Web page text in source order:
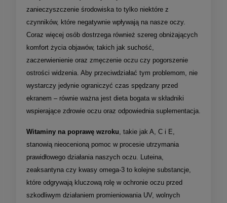
zanieczyszczenie środowiska to tylko niektóre z
czynników, które negatywnie wpływają na nasze oczy.
Coraz więcej osób dostrzega również szereg obniżających
komfort życia objawów, takich jak suchość,
zaczerwienienie oraz zmęczenie oczu czy pogorszenie
ostrości widzenia. Aby przeciwdziałać tym problemom, nie
wystarczy jedynie ograniczyć czas spędzany przed
ekranem – równie ważna jest dieta bogata w składniki
wspierające zdrowie oczu oraz odpowiednia suplementacja.
Witaminy na poprawę wzroku , takie jak A, C i E,
stanowią nieocenioną pomoc w procesie utrzymania
prawidłowego działania naszych oczu. Luteina,
zeaksantyna czy kwasy omega-3 to kolejne substancje,
które odgrywają kluczową rolę w ochronie oczu przed
szkodliwym działaniem promieniowania UV, wolnych